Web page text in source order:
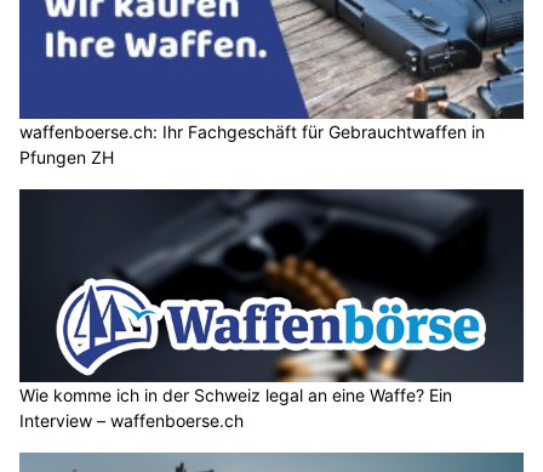
waffenboerse.ch: Ihr Fachgeschäft für Gebrauchtwaffen in
Pfungen ZH
Wie komme ich in der Schweiz legal an eine Waffe? Ein
Interview – waffenboerse.ch